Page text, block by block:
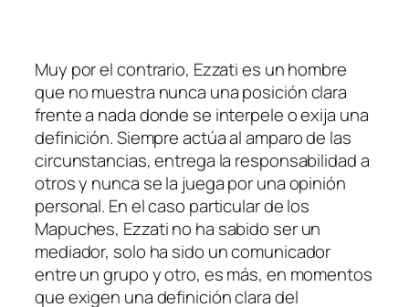
Muy por el contrario, Ezzati es un hombre
que no muestra nunca una posición clara
frente a nada donde se interpele o exija una
definición. Siempre actúa al amparo de las
circunstancias, entrega la responsabilidad a
otros y nunca se la juega por una opinión
personal. En el caso particular de los
Mapuches, Ezzati no ha sabido ser un
mediador, solo ha sido un comunicador
entre un grupo y otro, es más, en momentos
que exigen una definición clara del